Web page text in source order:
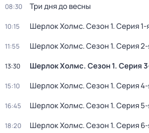
08:30 Три дня до весны
10:15 Шерлок Холмс. Сезон 1. Серия 1-
11:55 Шерлок Холмс. Сезон 1. Серия
13:30 Шерлок Холмс. Сезон 1. Серия
15:10 Шерлок Холмс. Сезон 1. Серия
16:45 Шерлок Холмс. Сезон 1. Серия
18:20 Шерлок Холмс. Сезон 1. Серия